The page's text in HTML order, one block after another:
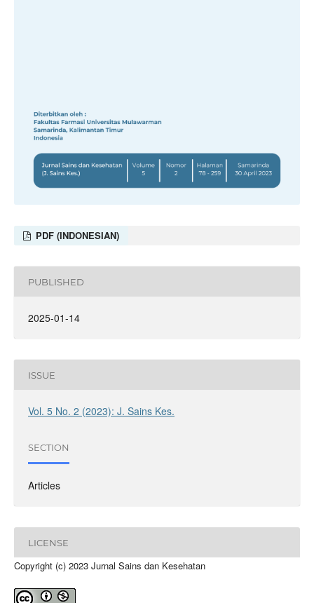
PDF (INDONESIAN)
PUBLISHED
2025-01-14
ISSUE
Vol. 5 No. 2 (2023): J. Sains Kes.
SECTION
Articles
LICENSE
Copyright (c) 2023 Jurnal Sains dan Kesehatan